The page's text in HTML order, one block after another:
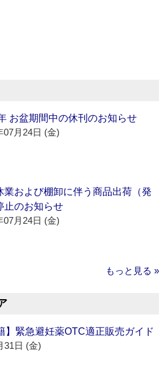
お盆期間中の休刊のお知らせ
07月24日 (金)
業および棚卸に伴う商品出荷（発
止のお知らせ
07月24日 (金)
もっと見る »
】緊急避妊薬OTC適正販売ガイド
31日 (金)